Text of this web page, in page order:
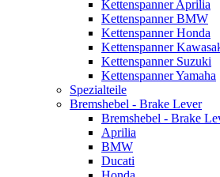
Kettenspanner Aprilia
Kettenspanner BMW
Kettenspanner Honda
Kettenspanner
Kettenspanner Suzuki
Kettenspanner Yamaha
Spezialteile
Bremshebel - Brake Lever
Bremshebel - Brake
Aprilia
BMW
Ducati